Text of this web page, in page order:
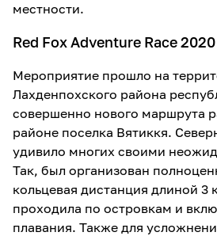
местности.
Red Fox Adventure Race 2020
Мероприятие прошло на
Лахденпохского района
совершенно нового маршрута
районе поселка Вятиккя.
удивило многих своими
Так, был организован
кольцевая дистанция длиной 3
проходила по островкам и
плавания. Также для